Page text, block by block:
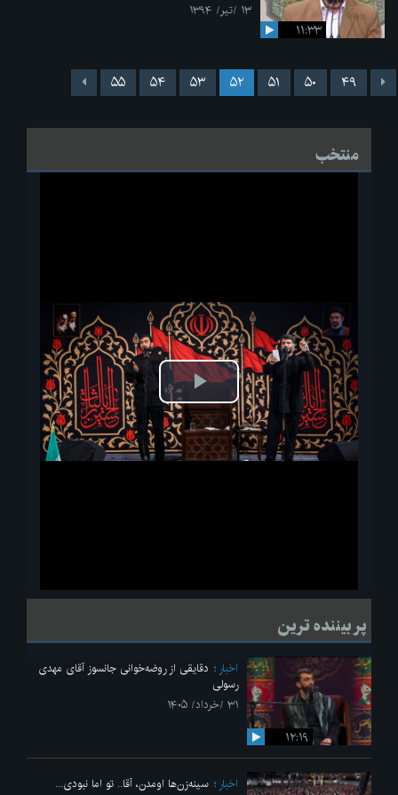
۱۱:۳۳
۱۳ /تیر/ ۱۳۹۴
۴۹ ۵۰ ۵۱ ۵۲ ۵۳ ۵۴ ۵۵
منتخب
پخش
ویدیو
لحظاتی از قرائت زیارت اربعین امام حسین(ع) در مراسم عزاداری هیئات
پر بیننده ترین
۱۲:۱۹
اخبار
دقایقی از روضه‌خوانی جانسوز آقای مهدی
رسولی
۳۱ /خرداد/ ۱۴۰۵
اخبار
سینه‌زن‌ها اومدن،‌ آقا.. تو اما نبودی...